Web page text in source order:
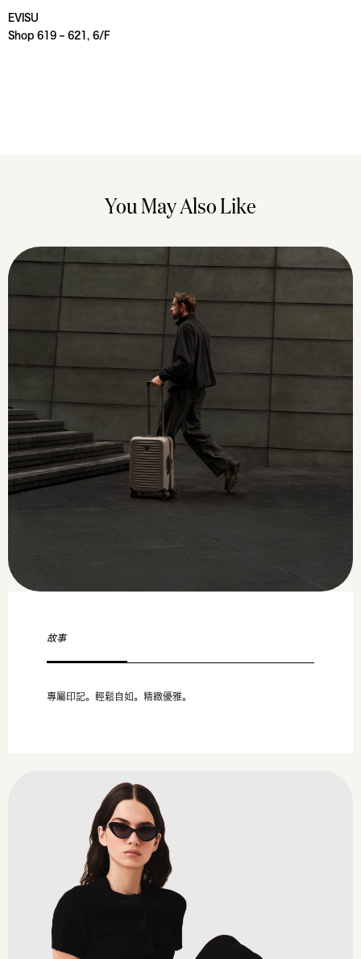
EVISU
Shop 619 – 621, 6/F
You May Also Like
故事
專屬印記。輕鬆自如。精緻優雅。